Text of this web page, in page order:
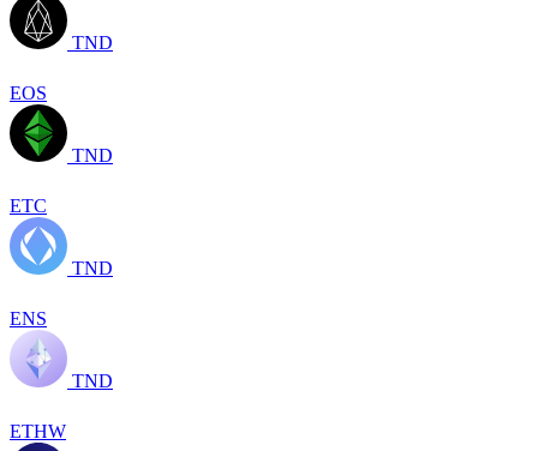
TND
EOS
TND
ETC
TND
ENS
TND
ETHW